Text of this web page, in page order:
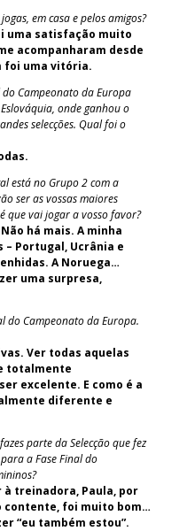
em casa e pelos amigos?
uma satisfação muito
acompanharam desde
foi uma vitória.
Campeonato da Europa
onde ganhou o
selecções. Qual foi o
está no Grupo 2 com a
ser as vossas maiores
que vai jogar a vosso favor?
há mais. A minha
– Portugal, Ucrânia e
A Noruega…
uma surpresa,
do Campeonato da Europa.
Ver todas aquelas
totalmente
excelente. E como é a
diferente e
parte da Selecção que fez
a Fase Final do
treinadora, Paula, por
contente, foi muito bom…
“eu também estou”.